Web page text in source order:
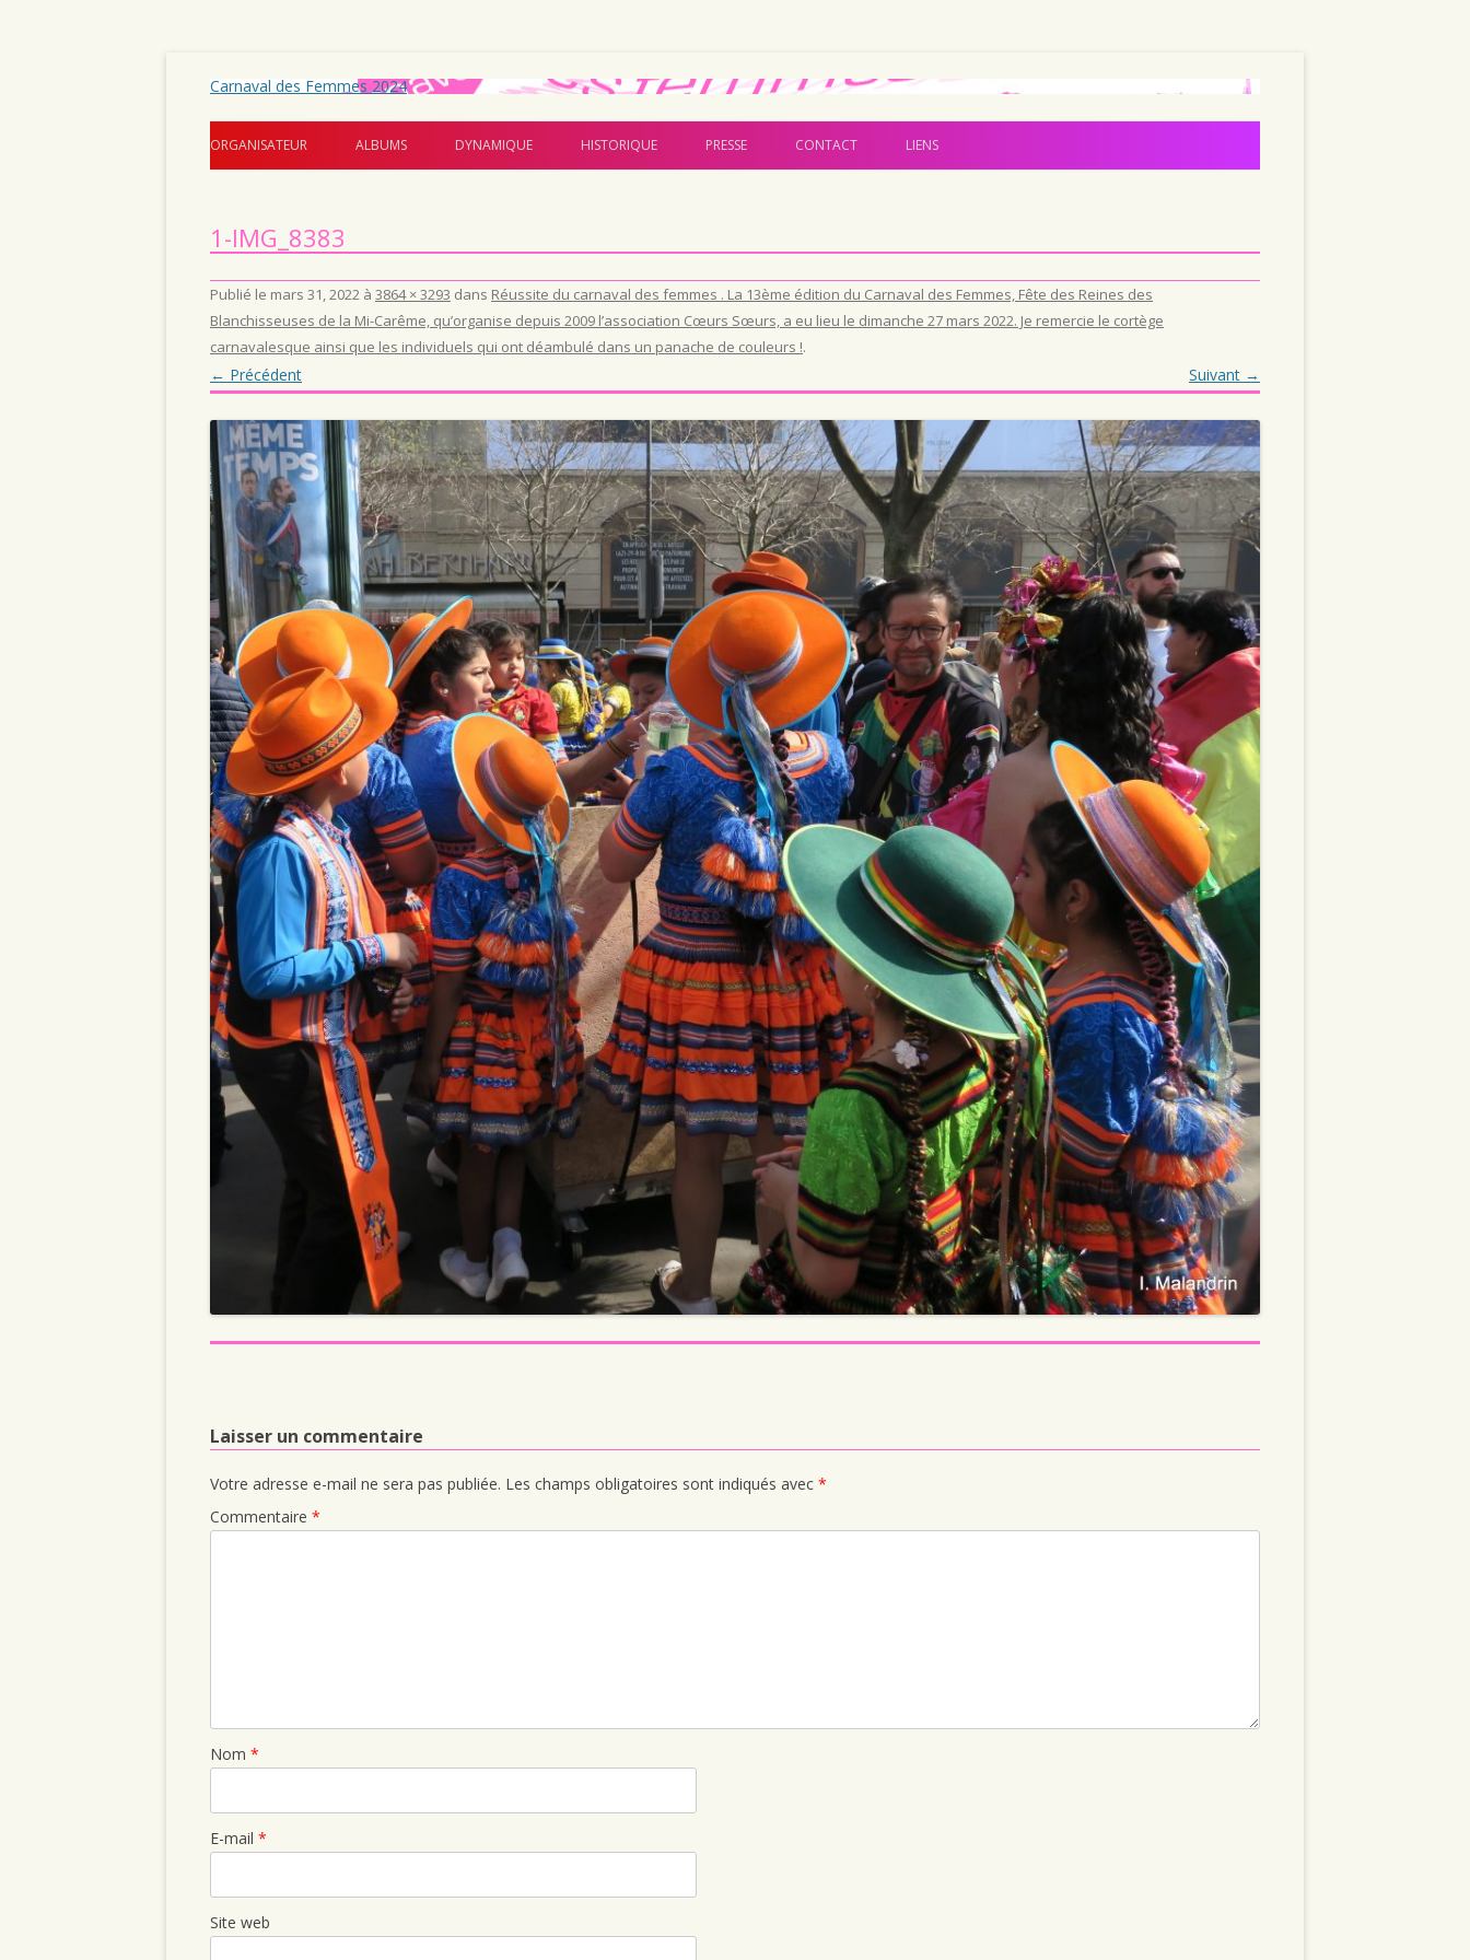
Carnaval des Femmes 2024
Aller au contenu principal
ORGANISATEUR ALBUMS DYNAMIQUE HISTORIQUE PRESSE CONTACT LIENS
1-IMG_8383
Publié le mars 31, 2022 à 3864 × 3293 dans Réussite du carnaval des femmes . La 13ème édition du Carnaval des Femmes, Fête des Reines des
Blanchisseuses de la Mi-Carême, qu’organise depuis 2009 l’association Cœurs Sœurs, a eu lieu le dimanche 27 mars 2022. Je remercie le cortège
carnavalesque ainsi que les individuels qui ont déambulé dans un panache de couleurs !.
← Précédent Suivant →
Laisser un commentaire
Votre adresse e-mail ne sera pas publiée. Les champs obligatoires sont indiqués avec *
Commentaire *
Nom *
E-mail *
Site web